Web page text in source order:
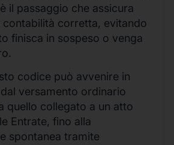
il passaggio che assicura
contabilità corretta, evitando
finisca in sospeso o venga
codice può avvenire in
versamento ordinario
quello collegato a un atto
Entrate, fino alla
spontanea tramite